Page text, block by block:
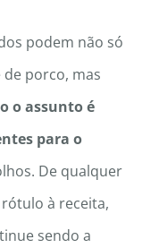
podem não só
porco, mas
o assunto é
para o
De qualquer
à receita,
sendo a